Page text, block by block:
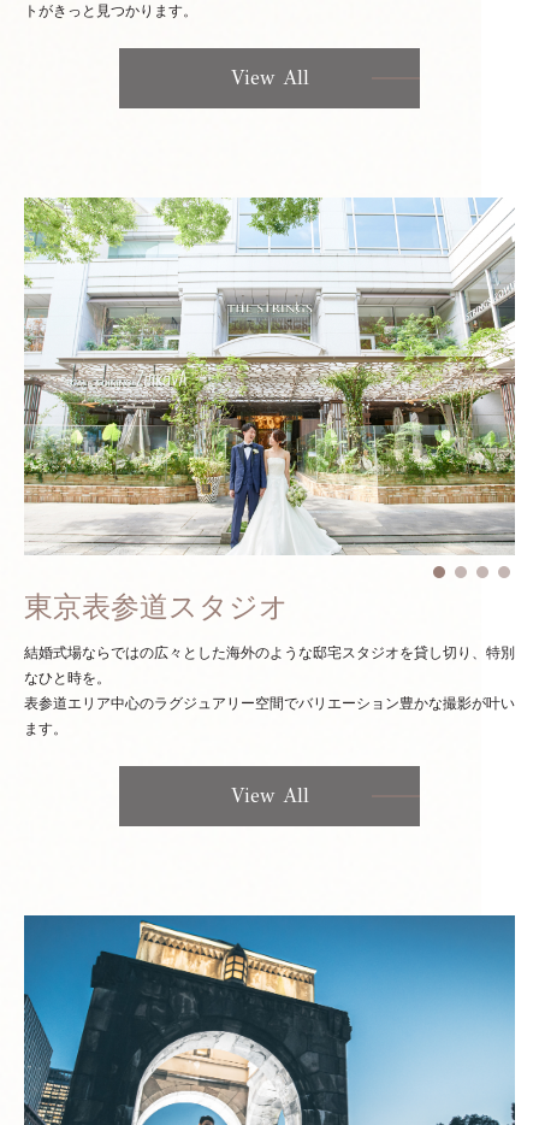
トがきっと見つかります。
View All
東京表参道スタジオ
結婚式場ならではの広々とした海外のような邸宅スタジオを貸し切り、特別
なひと時を。
表参道エリア中心のラグジュアリー空間でバリエーション豊かな撮影が叶い
ます。
View All